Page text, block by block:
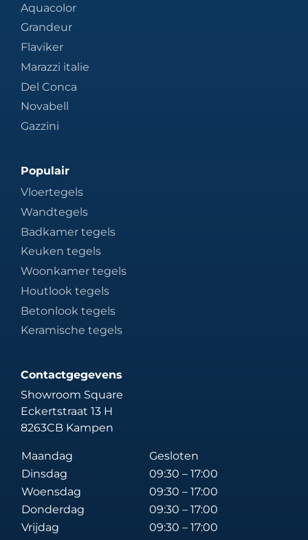
Aquacolor
Grandeur
Flaviker
Marazzi italie
Del Conca
Novabell
Gazzini
Populair
Vloertegels
Wandtegels
Badkamer tegels
Keuken tegels
Woonkamer tegels
Houtlook tegels
Betonlook tegels
Keramische tegels
Contactgegevens
Showroom Square
Eckertstraat 13 H
8263CB Kampen
Maandag
Gesloten
Dinsdag
09:30 – 17:00
Woensdag
09:30 – 17:00
Donderdag
09:30 – 17:00
Vrijdag
09:30 – 17:00